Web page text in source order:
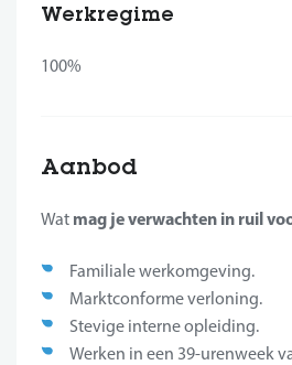
Werkregime
100%
Aanbod
Wat mag je verwachten in ruil
Familiale werkomgeving.
Marktconforme verloning.
Stevige interne opleiding.
Werken in een 39-urenweek